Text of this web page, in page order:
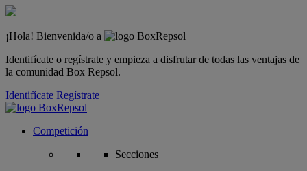
¡Hola! Bienvenida/o a
Identifícate o regístrate y empieza a disfrutar de todas las ventajas de
la comunidad Box Repsol.
Identifícate Regístrate
Competición
Secciones